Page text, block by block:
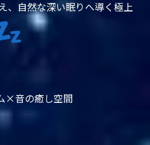
自然な深い眠りへ導く極上
×音の癒し空間